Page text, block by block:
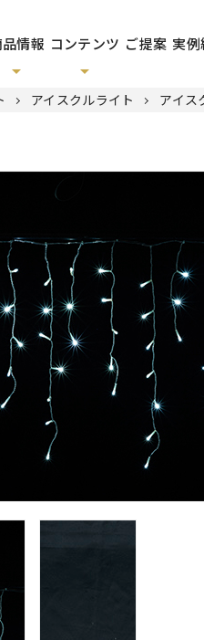
品情報 コンテンツ ご提案 実例
アイスクルライト アイス